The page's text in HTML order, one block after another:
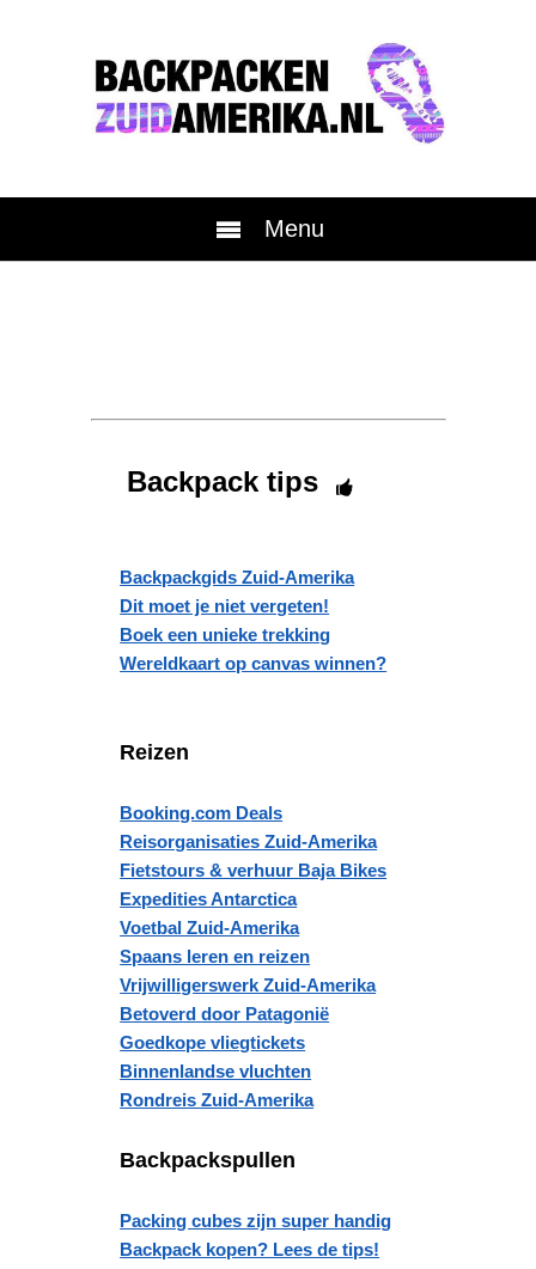
Menu
Backpack tips
Backpackgids Zuid-Amerika
Dit moet je niet vergeten!
Boek een unieke trekking
Wereldkaart op canvas winnen?
Reizen
Booking.com Deals
Reisorganisaties Zuid-Amerika
Fietstours & verhuur Baja Bikes
Expedities Antarctica
Voetbal Zuid-Amerika
Spaans leren en reizen
Vrijwilligerswerk Zuid-Amerika
Betoverd door Patagonië
Goedkope vliegtickets
Binnenlandse vluchten
Rondreis Zuid-Amerika
Backpackspullen
Packing cubes zijn super handig
Backpack kopen? Lees de tips!